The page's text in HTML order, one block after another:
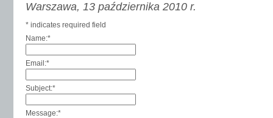
Warszawa, 13 października 2010 r.
* indicates required field
Name:*
Email:*
Subject:*
Message:*